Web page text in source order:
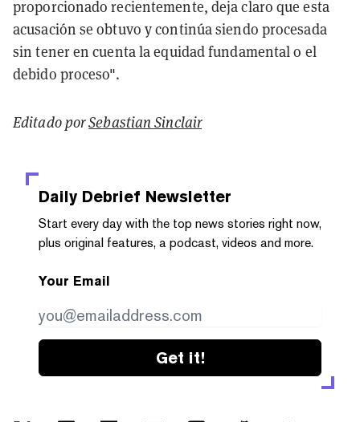
proporcionado recientemente, deja claro que esta
acusación se obtuvo y continúa siendo procesada
sin tener en cuenta la equidad fundamental o el
debido proceso".
Editado porSebastian Sinclair
Daily Debrief Newsletter
Start every day with the top news stories right now,
plus original features, a podcast, videos and more.
Your Email
Get it!